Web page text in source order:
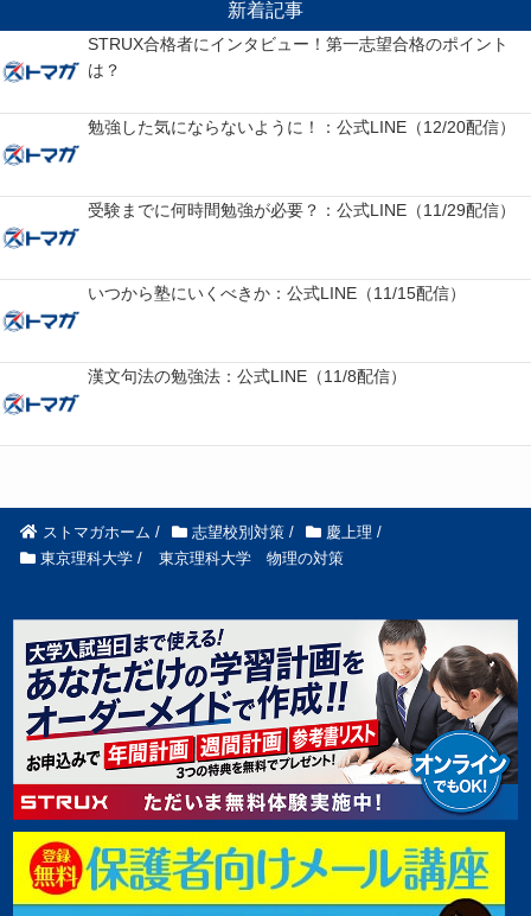
新着記事
STRUX合格者にインタビュー！第一志望合格のポイント
は？
勉強した気にならないように！：公式LINE（12/20配信）
受験までに何時間勉強が必要？：公式LINE（11/29配信）
いつから塾にいくべきか：公式LINE（11/15配信）
漢文句法の勉強法：公式LINE（11/8配信）
ストマガホーム / 志望校別対策 / 慶上理 /
東京理科大学 / 東京理科大学 物理の対策